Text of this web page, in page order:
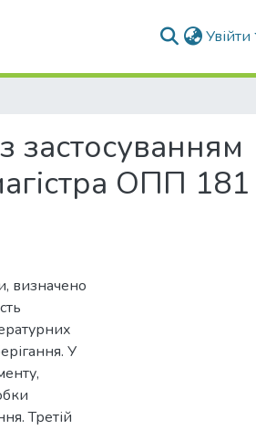
Увійти
застосуванням
ОПП 181
визначено
У
Третій